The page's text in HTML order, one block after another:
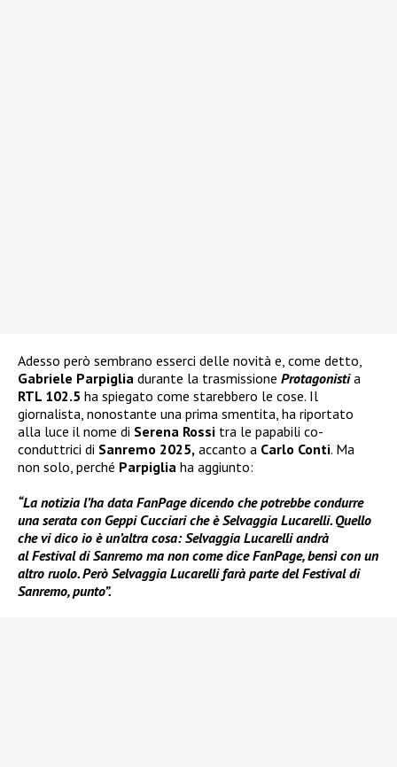
Adesso però sembrano esserci delle novità e, come detto,
Gabriele Parpiglia durante la trasmissione Protagonistia
RTL 102.5 ha spiegato come starebbero le cose. Il
giornalista, nonostante una prima smentita, ha riportato
alla luce il nome di Serena Rossi tra le papabili co-
conduttrici di Sanremo 2025, accanto a Carlo Conti. Ma
non solo, perché Parpiglia ha aggiunto:
“La notizia l’ha data FanPage dicendo che potrebbe condurre
una serata con Geppi Cucciari che è Selvaggia Lucarelli. Quello
che vi dico io è un’altra cosa: Selvaggia Lucarelli andrà
al Festival di Sanremo ma non come dice FanPage, bensì con un
altro ruolo. Però Selvaggia Lucarelli farà parte del Festival di
Sanremo, punto”.